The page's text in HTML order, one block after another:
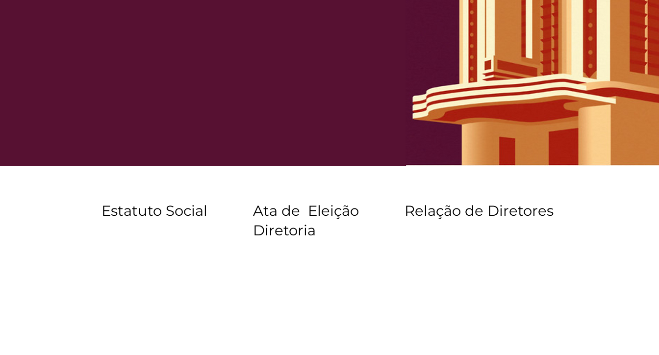
Estatuto Social
Ata de Eleição
Diretoria
Relação de Diretores